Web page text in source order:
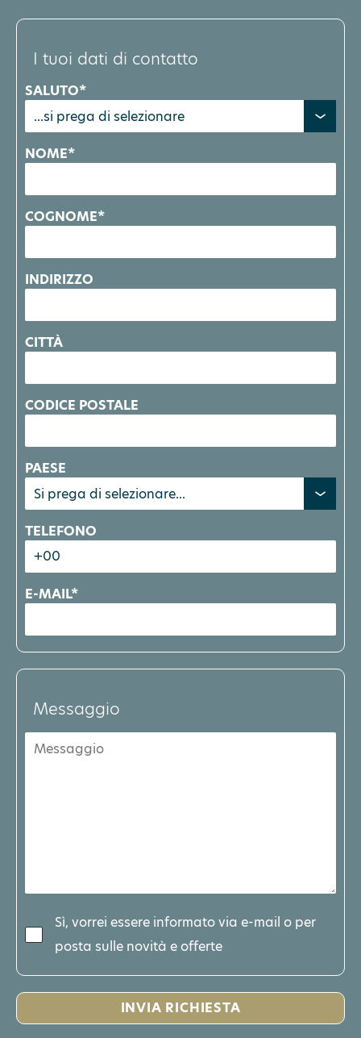
I tuoi dati di contatto
SALUTO*
NOME*
COGNOME*
INDIRIZZO
CITTÀ
CODICE POSTALE
PAESE
TELEFONO
E-MAIL*
Messaggio
Sì, vorrei essere informato via e-mail o per
posta sulle novità e offerte